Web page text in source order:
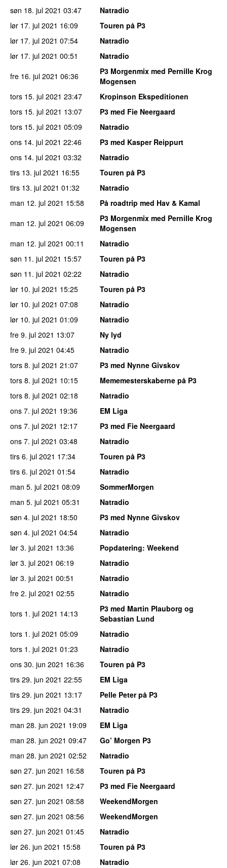
søn 18. jul 2021 03:47
Natradio
lør 17. jul 2021 16:09
Touren på P3
lør 17. jul 2021 07:54
Natradio
lør 17. jul 2021 00:51
Natradio
fre 16. jul 2021 06:36
P3 Morgenmix med Pernille Krog
Mogensen
tors 15. jul 2021 23:47
Kropinson Ekspeditionen
tors 15. jul 2021 13:07
P3 med Fie Neergaard
tors 15. jul 2021 05:09
Natradio
ons 14. jul 2021 22:46
P3 med Kasper Reippurt
ons 14. jul 2021 03:32
Natradio
tirs 13. jul 2021 16:55
Touren på P3
tirs 13. jul 2021 01:32
Natradio
man 12. jul 2021 15:58
På roadtrip med Hav & Kamal
man 12. jul 2021 06:09
P3 Morgenmix med Pernille Krog
Mogensen
man 12. jul 2021 00:11
Natradio
søn 11. jul 2021 15:57
Touren på P3
søn 11. jul 2021 02:22
Natradio
lør 10. jul 2021 15:25
Touren på P3
lør 10. jul 2021 07:08
Natradio
lør 10. jul 2021 01:09
Natradio
fre 9. jul 2021 13:07
Ny lyd
fre 9. jul 2021 04:45
Natradio
tors 8. jul 2021 21:07
P3 med Nynne Givskov
tors 8. jul 2021 10:15
Mememesterskaberne på P3
tors 8. jul 2021 02:18
Natradio
ons 7. jul 2021 19:36
EM Liga
ons 7. jul 2021 12:17
P3 med Fie Neergaard
ons 7. jul 2021 03:48
Natradio
tirs 6. jul 2021 17:34
Touren på P3
tirs 6. jul 2021 01:54
Natradio
man 5. jul 2021 08:09
SommerMorgen
man 5. jul 2021 05:31
Natradio
søn 4. jul 2021 18:50
P3 med Nynne Givskov
søn 4. jul 2021 04:54
Natradio
lør 3. jul 2021 13:36 Popdatering: Weekend
lør 3. jul 2021 06:19
Natradio
lør 3. jul 2021 00:51
Natradio
fre 2. jul 2021 02:55
Natradio
tors 1. jul 2021 14:13
P3 med Martin Plauborg og
Sebastian Lund
tors 1. jul 2021 05:09
Natradio
tors 1. jul 2021 01:23
Natradio
ons 30. jun 2021 16:36
Touren på P3
tirs 29. jun 2021 22:55
EM Liga
tirs 29. jun 2021 13:17
Pelle Peter på P3
tirs 29. jun 2021 04:31
Natradio
man 28. jun 2021 19:09
EM Liga
man 28. jun 2021 09:47
Go’ Morgen P3
man 28. jun 2021 02:52
Natradio
søn 27. jun 2021 16:58
Touren på P3
søn 27. jun 2021 12:47
P3 med Fie Neergaard
søn 27. jun 2021 08:58
WeekendMorgen
søn 27. jun 2021 08:56
WeekendMorgen
søn 27. jun 2021 01:45
Natradio
lør 26. jun 2021 15:58
Touren på P3
lør 26. jun 2021 07:08
Natradio